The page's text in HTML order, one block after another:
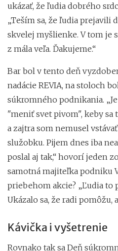
ukázať, že ľudia dobrého
„Teším sa, že ľudia prejavili
skvelej myšlienke. V tom je
z mála veľa. Ďakujeme.“
Bar bol v tento deň
nadácie REVIA, na stoloch
súkromného podnikania.
"meniť svet pivom", keby sa
a zajtra som nemusel
služobku. Pijem dnes iba
poslal aj tak,“ hovorí jeden
samotná majiteľka podniku
priebehom akcie? „Ľudia
Ukázalo sa, že radi pomôžu,
Kávička i vyšetrenie
Rovnako tak sa Deň